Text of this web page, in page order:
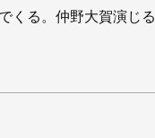
くる。仲野大賀演じる